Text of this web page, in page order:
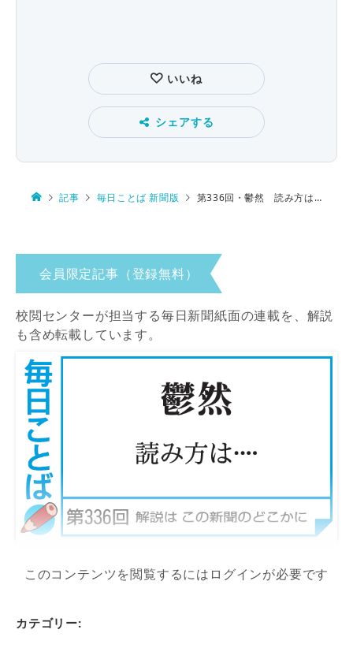
いいね
シェアする
記事 毎日ことば 新聞版 第336回・鬱然 読み方は…
会員限定記事（登録無料）
校閲センターが担当する毎日新聞紙面の連載を、解説
も含め転載しています。
このコンテンツを閲覧するにはログインが必要です
カテゴリー: